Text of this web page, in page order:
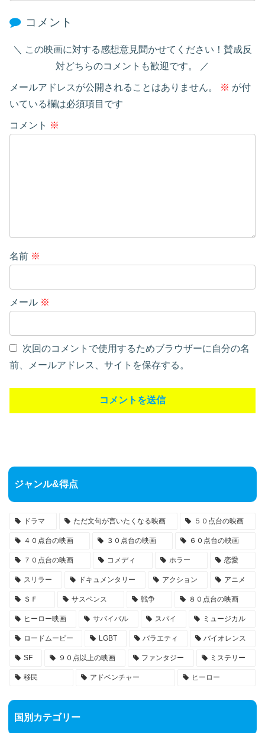
コメント
この映画に対する感想意見聞かせてください！賛成反
対どちらのコメントも歓迎です。
メールアドレスが公開されることはありません。 ※ が付
いている欄は必須項目です
コメント ※
名前 ※
メール ※
次回のコメントで使用するためブラウザーに自分の名
前、メールアドレス、サイトを保存する。
ジャンル&得点
ドラマ ただ文句が言いたくなる映画 ５０点台の映画
４０点台の映画 ３０点台の映画 ６０点台の映画
７０点台の映画 コメディ ホラー 恋愛
スリラー ドキュメンタリー アクション アニメ
ＳＦ サスペンス 戦争 ８０点台の映画
ヒーロー映画 サバイバル スパイ ミュージカル
ロードムービー LGBT バラエティ バイオレンス
SF ９０点以上の映画 ファンタジー ミステリー
移民 アドベンチャー ヒーロー
国別カテゴリー